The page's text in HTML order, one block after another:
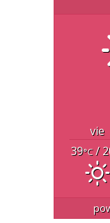
vie
39°C/